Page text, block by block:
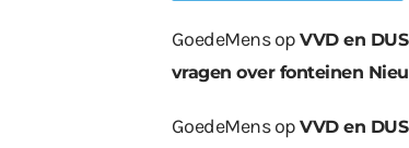
GoedeMensopVVD en
vragen over fonteinen
GoedeMensopVVD en